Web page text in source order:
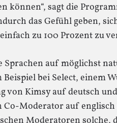
können“, sagt die
das Gefühl geben,
zu 100 Prozent zu
Sprachen auf möglichst
Beispiel bei Select, einem
von Kimsy auf deutsch
Moderator auf englisch